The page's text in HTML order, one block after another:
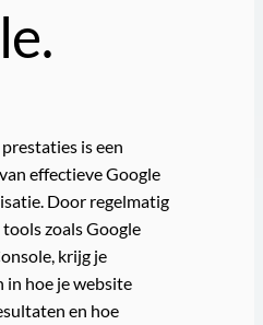
is een
effectieve Google
Door regelmatig
zoals Google
krijg je
in hoe je website
en hoe